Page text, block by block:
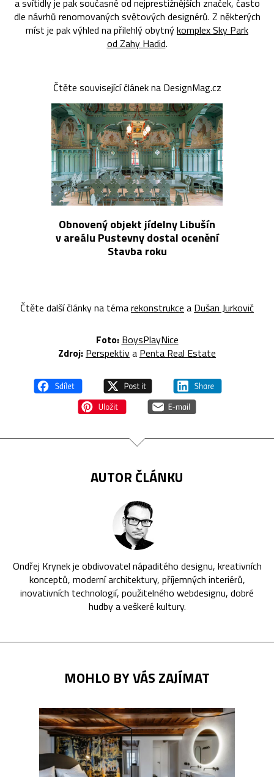
a svítidly je pak současné od nejprestižnějších značek, často
dle návrhů renomovaných světových designérů. Z některých
míst je pak výhled na přilehlý obytnýkomplex Sky Park
od Zahy Hadid.
Čtěte související článek na DesignMag.cz
Obnovený objekt jídelny Libušín
v areálu Pustevny dostal ocenění
Stavba roku
Čtěte další články na témarekonstrukce a Dušan Jurkovič
Foto: BoysPlayNice
Zdroj: Perspektiva Penta Real Estate
AUTOR ČLÁNKU
Ondřej Krynek je obdivovatel nápaditého designu, kreativních
konceptů, moderní architektury, příjemných interiérů,
inovativních technologií, použitelného webdesignu, dobré
hudby a veškeré kultury.
MOHLO BY VÁS ZAJÍMAT